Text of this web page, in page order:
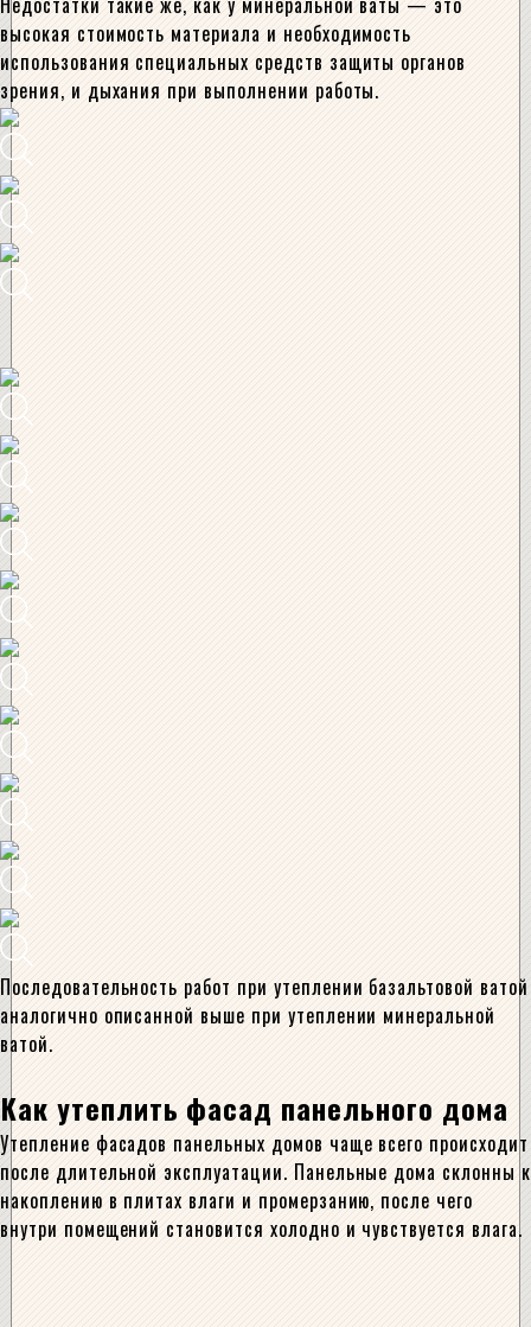
высокая стоимость материала и необходимость
использования специальных средств защиты органов
зрения, и дыхания при выполнении работы.
Последовательность работ при утеплении базальтовой ватой
аналогично описанной выше при утеплении минеральной
ватой.
Как утеплить фасад панельного дома
Утепление фасадов панельных домов чаще всего происходит
после длительной эксплуатации. Панельные дома склонны к
накоплению в плитах влаги и промерзанию, после чего
внутри помещений становится холодно и чувствуется влага.